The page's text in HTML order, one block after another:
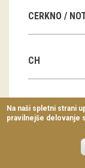
dogodki
Predavanja
Delavnice
Vodeni
CERKNO /
CH
CN
Na naši spletni strani
pravilnejše delovanje